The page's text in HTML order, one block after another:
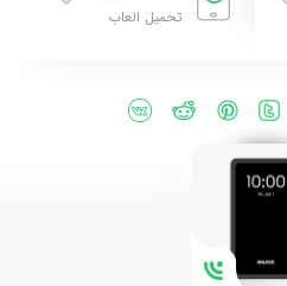
تحميل العاب